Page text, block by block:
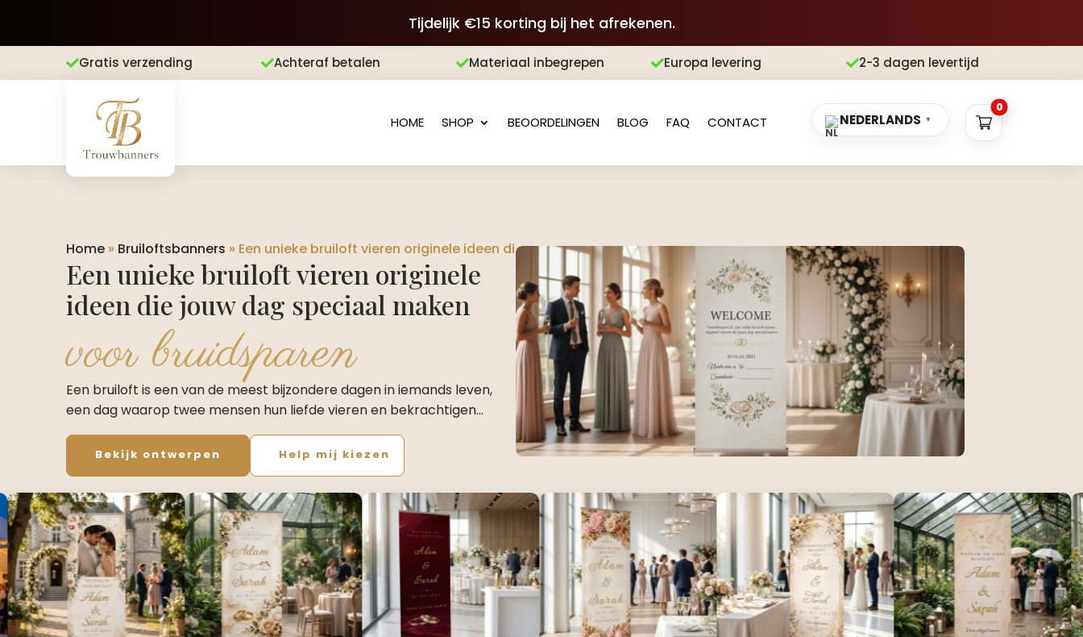
Tijdelijk €15 korting bij het afrekenen.
Gratis verzending Achteraf betalen Materiaal inbegrepen Europa levering 2-3 dagen levertijd
HOME SHOP BEOORDELINGEN BLOG FAQ CONTACT NEDERLANDS ▼
0
Home » Bruiloftsbanners » Een unieke bruiloft vieren originele ideen die jouw dag speciaal maken
Een unieke bruiloft vieren originele
ideen die jouw dag speciaal maken
voor bruidsparen
Een bruiloft is een van de meest bijzondere dagen in iemands leven,
een dag waarop twee mensen hun liefde vieren en bekrachtigen…
Bekijk ontwerpen Help mij kiezen